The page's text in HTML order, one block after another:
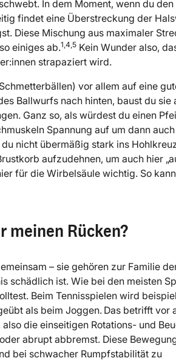
In dem Moment, wenn du
findet eine Überstreckung der
Diese Mischung aus maximaler
einiges ab.1,4,5 Kein Wunder also,
strapaziert wird.
vor allem auf eine
Ballwurfs nach hinten, baust du sie
Ganz so, als würdest du einen
Spannung auf um dann
nicht übermäßig stark ins
aufzudehnen, um auch hier
für die Wirbelsäule wichtig. So
meinen Rücken?
– sie gehören zur Familie
schädlich ist. Wie bei den meisten
Beim Tennisspielen wird
als beim Joggen. Das betrifft vor
die einseitigen Rotations- und
abrupt abbremst. Diese
bei schwacher Rumpfstabilität zu